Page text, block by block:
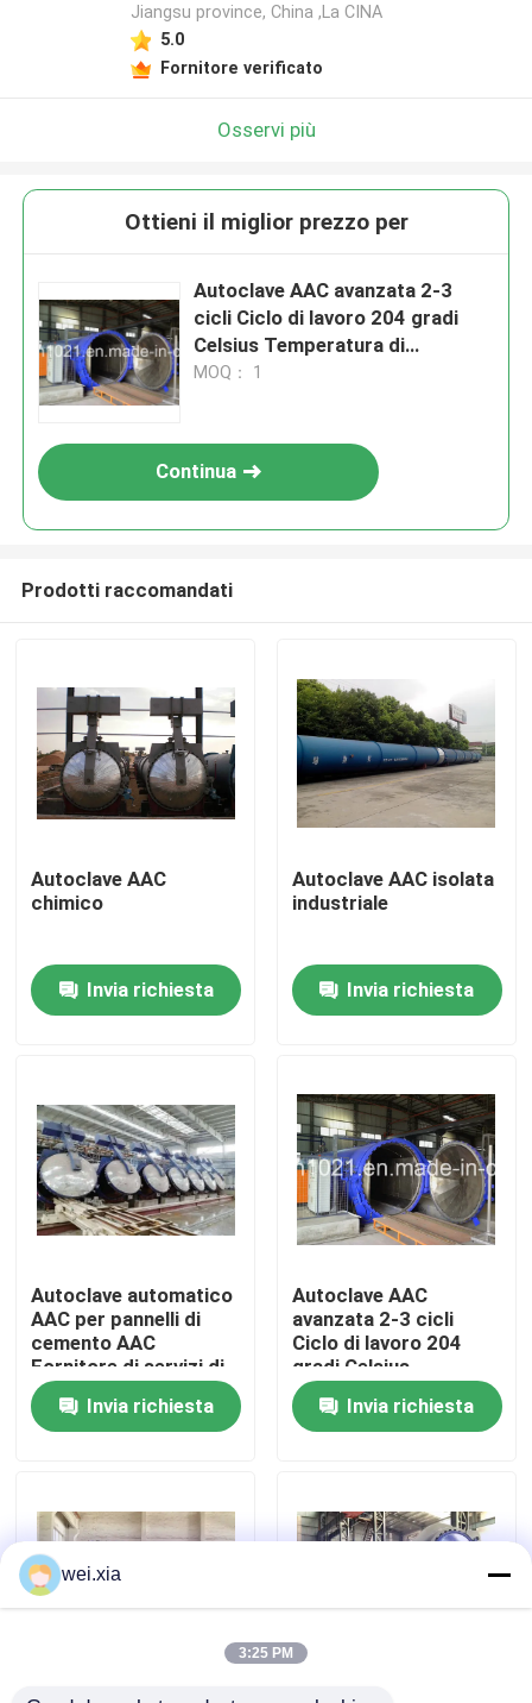
Casa.
Video
Su di noi
Visita alla fabbrica
Controllo della qualità
Notizie
Casi
Jiangsu province, China ,La CINA
5.0
Fornitore verificato
Osservi più
Ottieni il miglior prezzo per
Autoclave AAC avanzata 2-3
cicli Ciclo di lavoro 204 gradi
Celsius Temperatura di
progettazione
MOQ： 1
Continua
Prodotti raccomandati
Autoclave AAC
chimico
Invia richiesta
Autoclave AAC isolata
industriale
Invia richiesta
Autoclave automatico
AAC per pannelli di
cemento AAC
Fornitore di servizi di
produzione
Invia richiesta
Autoclave AAC
avanzata 2-3 cicli
Ciclo di lavoro 204
gradi Celsius
Temperatura di
progettazione
Invia richiesta
wei.xia
3:25 PM